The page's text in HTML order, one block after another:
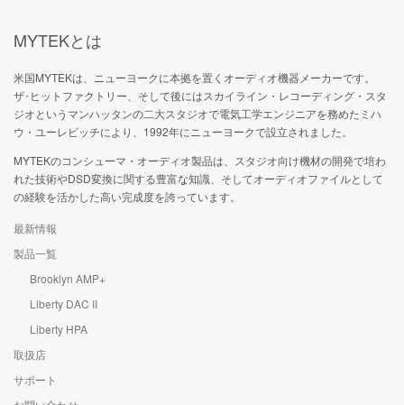
MYTEKとは
米国MYTEKは、ニューヨークに本拠を置くオーディオ機器メーカーです。
ザ･ヒットファクトリー、そして後にはスカイライン・レコーディング・スタ
ジオというマンハッタンの二大スタジオで電気工学エンジニアを務めたミハ
ウ・ユーレビッチにより、1992年にニューヨークで設立されました。
MYTEKのコンシューマ・オーディオ製品は、スタジオ向け機材の開発で培わ
れた技術やDSD変換に関する豊富な知識、そしてオーディオファイルとして
の経験を活かした高い完成度を誇っています。
最新情報
製品一覧
Brooklyn AMP+
Liberty DAC II
Liberty HPA
取扱店
サポート